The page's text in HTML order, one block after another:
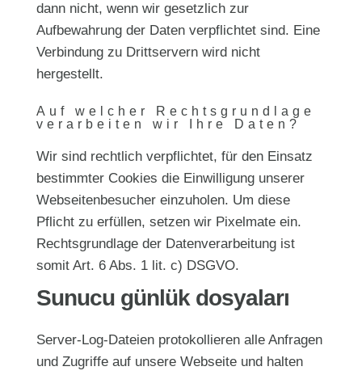
dann nicht, wenn wir gesetzlich zur
Aufbewahrung der Daten verpflichtet sind. Eine
Verbindung zu Drittservern wird nicht
hergestellt.
Auf welcher Rechtsgrundlage
verarbeiten wir Ihre Daten?
Wir sind rechtlich verpflichtet, für den Einsatz
bestimmter Cookies die Einwilligung unserer
Webseitenbesucher einzuholen. Um diese
Pflicht zu erfüllen, setzen wir Pixelmate ein.
Rechtsgrundlage der Datenverarbeitung ist
somit Art. 6 Abs. 1 lit. c) DSGVO.
Sunucu günlük dosyaları
Server-Log-Dateien protokollieren alle Anfragen
und Zugriffe auf unsere Webseite und halten